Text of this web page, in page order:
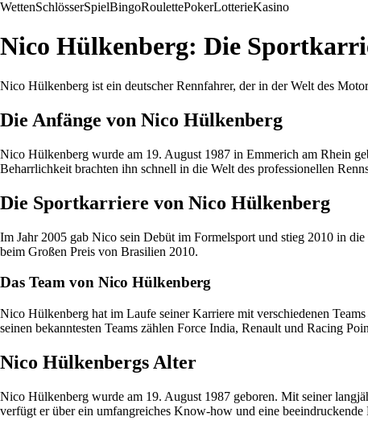
WettenSchlösserSpielBingoRoulettePokerLotterieKasino
Nico Hülkenberg: Die
Nico Hülkenberg ist ein deutscher Rennfahrer, der in der Welt des
Die Anfänge von Nico Hülkenberg
Nico Hülkenberg wurde am 19. August 1987 in Emmerich am Rhein
Beharrlichkeit brachten ihn schnell in die Welt des professionellen
Die Sportkarriere von Nico Hülkenberg
Im Jahr 2005 gab Nico sein Debüt im Formelsport und stieg 2010 in
beim Großen Preis von Brasilien 2010.
Das Team von Nico Hülkenberg
Nico Hülkenberg hat im Laufe seiner Karriere mit verschiedenen
seinen bekanntesten Teams zählen Force India, Renault und Racing
Nico Hülkenbergs Alter
Nico Hülkenberg wurde am 19. August 1987 geboren. Mit seiner
verfügt er über ein umfangreiches Know-how und eine beeindruckende